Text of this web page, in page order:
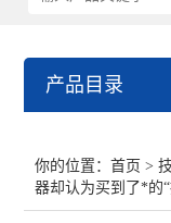
产品目录
表面张力仪
你的位置：首页 >
器却认为买到了*的